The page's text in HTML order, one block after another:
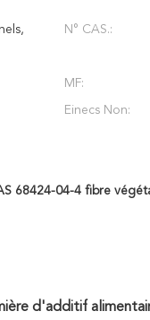
N° CAS.:
MF:
Einecs Non:
68424-04-4 fibre
d'additif